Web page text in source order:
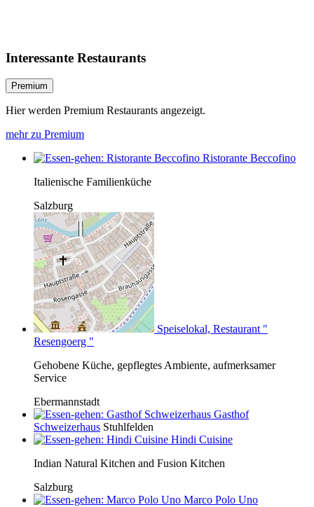
Interessante Restaurants
Premium
Hier werden Premium Restaurants angezeigt.
mehr zu Premium
Ristorante Beccofino
Italienische Familienküche
Salzburg
Speiselokal, Restaurant "
Resengoerg "
Gehobene Küche, gepflegtes Ambiente, aufmerksamer
Service
Ebermannstadt
Gasthof
Schweizerhaus Stuhlfelden
Hindi Cuisine
Indian Natural Kitchen and Fusion Kitchen
Salzburg
Marco Polo Uno